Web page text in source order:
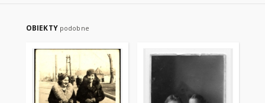
OBIEKTY podobne